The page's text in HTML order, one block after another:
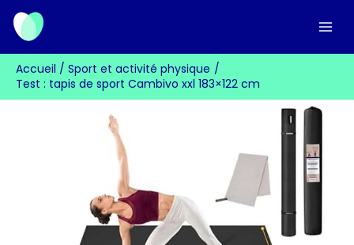
Aller
contenu
Accueil
Sport et activité physique
Test : tapis de sport Cambivo xxl 183×122 cm